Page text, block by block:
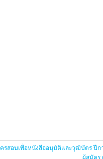
รสอบเพื่อหนังสืออนุมัติและวุฒิบัตร ปีก